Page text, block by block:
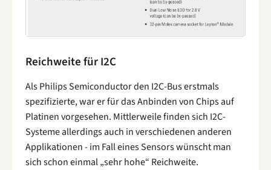
Reichweite für I2C
Als Philips Semiconductor den I2C-Bus erstmals
spezifizierte, war er für das Anbinden von Chips auf
Platinen vorgesehen. Mittlerweile finden sich I2C-
Systeme allerdings auch in verschiedenen anderen
Applikationen - im Fall eines Sensors wünscht man
sich schon einmal „sehr hohe“ Reichweite.